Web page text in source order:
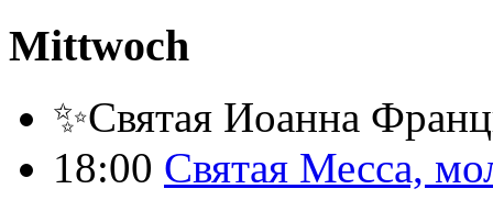
Mittwoch
✨Святая Иоанна
18:00 Святая Месса,